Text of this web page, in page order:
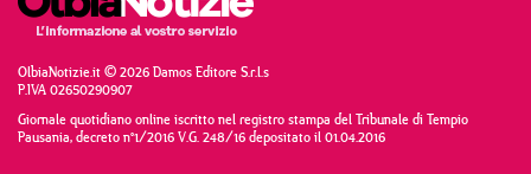
OlbiaNotizie.it © 2026 Damos Editore S.r.l.s
P.IVA 02650290907
Giornale quotidiano online iscritto nel registro stampa del Tribunale di Tempio
Pausania, decreto n°1/2016 V.G. 248/16 depositato il 01.04.2016